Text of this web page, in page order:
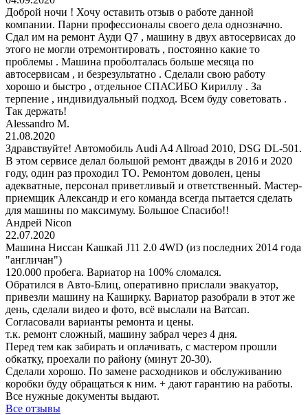
Доброй ночи ! Хочу оставить отзыв о работе данной
компании. Парни профессионалы своего дела однозначно.
Сдал им на ремонт Ауди Q7 , машину в двух автосервисах до
этого не могли отремонтировать , постоянно какие то
проблемы . Машина проболталась больше месяца по
автосервисам , и безрезультатно . Сделали свою работу
хорошо и быстро , отдельное СПАСИБО Кириллу . За
терпение , индивидуальный подход. Всем буду советовать .
Так держать!
Alessandro M.
21.08.2020
Здравствуйте! Автомобиль Audi A4 Allroad 2010, DSG DL-501.
В этом сервисе делал большой ремонт дважды в 2016 и 2020
году, один раз проходил ТО. Ремонтом доволен, цены
адекватные, персонал приветливый и ответственный. Мастер-
приемщик Александр и его команда всегда пытается сделать
для машины по максимуму. Большое Спасибо!!
Андрей Nicon
22.07.2020
Машина Ниссан Кашкай J11 2.0 4WD (из последних 2014 года
"англичан")
120.000 пробега. Вариатор на 100% сломался.
Обратился в Авто-Блиц, оперативно прислали эвакуатор,
привезли машину на Каширку. Вариатор разобрали в этот же
день, сделали видео и фото, всё выслали на Ватсап.
Согласовали варианты ремонта и цены.
т.к. ремонт сложный, машину забрал через 4 дня.
Перед тем как забирать и оплачивать, с мастером прошли
обкатку, проехали по району (минут 20-30).
Сделали хорошо. По замене расходников и обслуживанию
коробки буду обращаться к ним. + дают гарантию на работы.
Все нужные документы выдают.
Все отзывы